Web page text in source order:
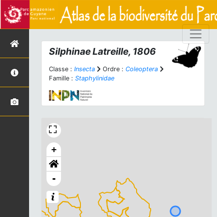
Silphinae Latreille, 1806
Classe : Insecta Ordre : Coleoptera
Famille : Staphylinidae
+
-